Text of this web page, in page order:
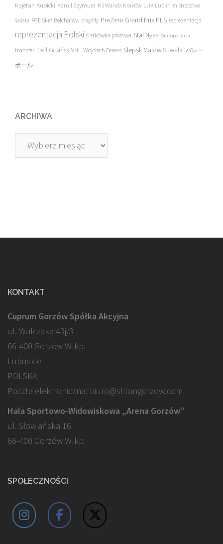
Kajetan Kubicki Kamil Szymura KS Wanda Kraków LUK Lublin mistrzostwa
świata PGE Skra Bełchatów playoffy PreZero Grand Prix PLS reprezentacja
reprezentacja Polski siatkówka plażowa Stal Nysa Staropolanka
transfer Trefl Gdańsk VNL Wojciech Ferens Ślepsk Malow Suwałki バレー
ボール
ARCHIWA
Archiwa
KONTAKT
Cuprum Gorzów Spółka Akcyjna
ul. Walczaka 43j/3
66-400 Gorzów Wlkp.
Lubuskie
POLSKA
Poczta elektroniczna: biuro@stilongorzow.com
Hala Sportowo-Widowiskowa „Arena Gorzów”
ul. Słowiańska 16
66-400 Gorzów Wlkp.
SPOŁECZNOŚCI